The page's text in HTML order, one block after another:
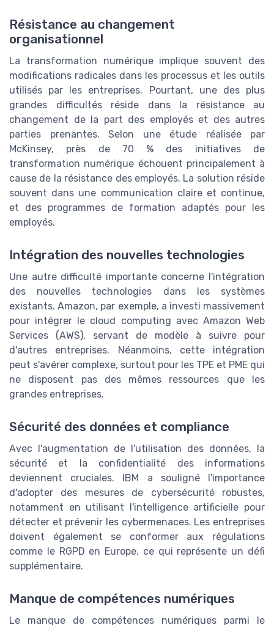
Résistance au changement
organisationnel
La transformation numérique implique souvent des
modifications radicales dans les processus et les outils
utilisés par les entreprises. Pourtant, une des plus
grandes difficultés réside dans la résistance au
changement de la part des employés et des autres
parties prenantes. Selon une étude réalisée par
McKinsey, près de 70 % des initiatives de
transformation numérique échouent principalement à
cause de la résistance des employés. La solution réside
souvent dans une communication claire et continue,
et des programmes de formation adaptés pour les
employés.
Intégration des nouvelles technologies
Une autre difficulté importante concerne l'intégration
des nouvelles technologies dans les systèmes
existants. Amazon, par exemple, a investi massivement
pour intégrer le cloud computing avec Amazon Web
Services (AWS), servant de modèle à suivre pour
d'autres entreprises. Néanmoins, cette intégration
peut s'avérer complexe, surtout pour les TPE et PME qui
ne disposent pas des mêmes ressources que les
grandes entreprises.
Sécurité des données et compliance
Avec l'augmentation de l'utilisation des données, la
sécurité et la confidentialité des informations
deviennent cruciales. IBM a souligné l'importance
d'adopter des mesures de cybersécurité robustes,
notamment en utilisant l'intelligence artificielle pour
détecter et prévenir les cybermenaces. Les entreprises
doivent également se conformer aux régulations
comme le RGPD en Europe, ce qui représente un défi
supplémentaire.
Manque de compétences numériques
Le manque de compétences numériques parmi le